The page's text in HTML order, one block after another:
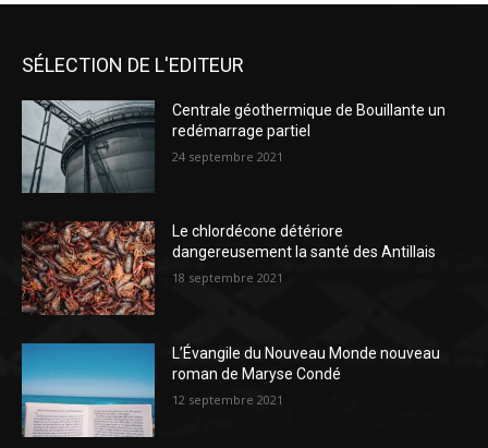
SÉLECTION DE L'EDITEUR
Centrale géothermique de Bouillante un
redémarrage partiel
24 septembre 2021
Le chlordécone détériore
dangereusement la santé des Antillais
18 septembre 2021
L’Évangile du Nouveau Monde nouveau
roman de Maryse Condé
12 septembre 2021